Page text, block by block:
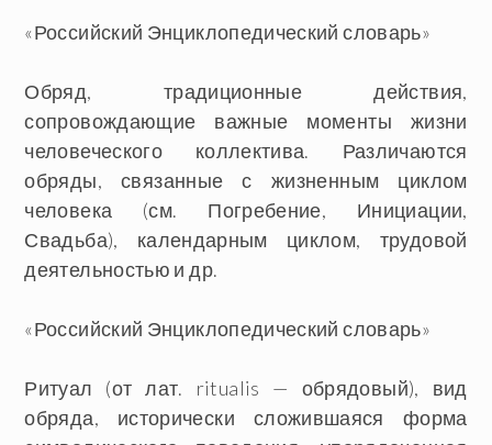
«Российский Энциклопедический словарь»
Обряд, традиционные действия,
сопровождающие важные моменты жизни
человеческого коллектива. Различаются
обряды, связанные с жизненным циклом
человека (см. Погребение, Инициации,
Свадьба), календарным циклом, трудовой
деятельностью и др.
«Российский Энциклопедический словарь»
Ритуал (от лат. ritualis — обрядовый), вид
обряда, исторически сложившаяся форма